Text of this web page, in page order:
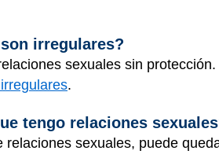
irregulares?
sexuales sin protección.
.
tengo relaciones
sexuales, puede